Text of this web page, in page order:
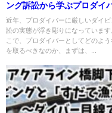
ング訴訟から学ぶプロダイバ
の法的リスク勉強会」
近年、プロダイバーに厳しいダイ
訟の実態が浮き彫りになっています
こで、プロダイバーとしてどのよ
を取るべきなのか、まずは、...